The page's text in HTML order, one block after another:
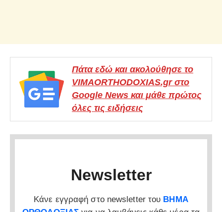
Πάτα εδώ και ακολούθησε το
VIMAORTHODOXIAS.gr στο
Google News και μάθε πρώτος
όλες τις ειδήσεις
Newsletter
Κάνε εγγραφή στο newsletter του ΒΗΜΑ